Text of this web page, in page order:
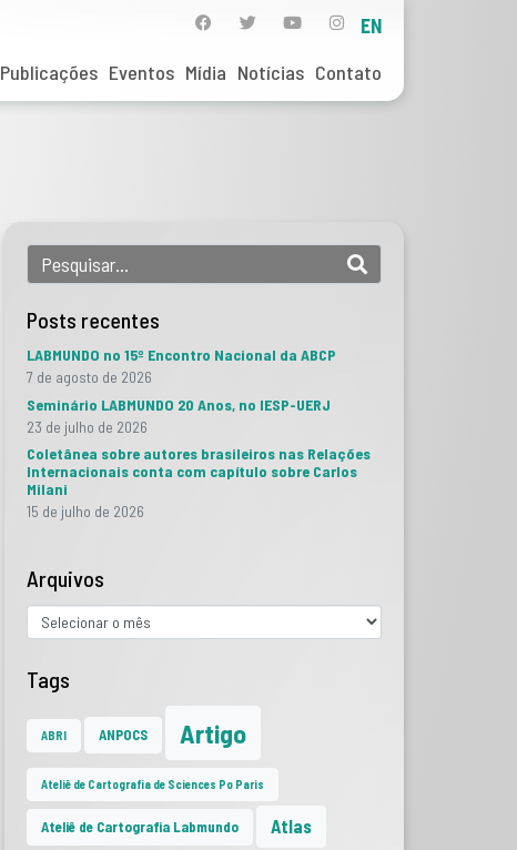
Publicações Eventos Mídia Notícias Contato
EN
Posts recentes
LABMUNDO no 15º Encontro Nacional da ABCP
7 de agosto de 2026
Seminário LABMUNDO 20 Anos, no IESP-UERJ
23 de julho de 2026
Coletânea sobre autores brasileiros nas Relações
Internacionais conta com capítulo sobre Carlos
Milani
15 de julho de 2026
Arquivos
Tags
ABRI ANPOCS Artigo
Ateliê de Cartografia de Sciences Po Paris
Ateliê de Cartografia Labmundo Atlas